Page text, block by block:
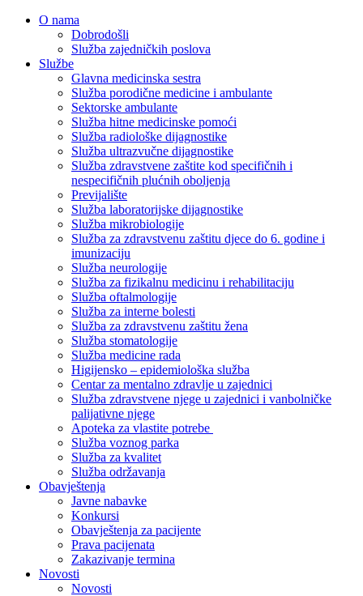
O nama
Dobrodošli
Služba zajedničkih poslova
Službe
Glavna medicinska sestra
Služba porodične medicine i ambulante
Sektorske ambulante
Služba hitne medicinske pomoći
Služba radiološke dijagnostike
Služba ultrazvučne dijagnostike
Služba zdravstvene zaštite kod specifičnih i
nespecifičnih plućnih oboljenja
Previjalište
Služba laboratorijske dijagnostike
Služba mikrobiologije
Služba za zdravstvenu zaštitu djece do 6. godine i
imunizaciju
Služba neurologije
Služba za fizikalnu medicinu i rehabilitaciju
Služba oftalmologije
Služba za interne bolesti
Služba za zdravstvenu zaštitu žena
Služba stomatologije
Služba medicine rada
Higijensko – epidemiološka služba
Centar za mentalno zdravlje u zajednici
Služba zdravstvene njege u zajednici i vanbolničke
palijativne njege
Apoteka za vlastite potrebe
Služba voznog parka
Služba za kvalitet
Služba održavanja
Obavještenja
Javne nabavke
Konkursi
Obavještenja za pacijente
Prava pacijenata
Zakazivanje termina
Novosti
Novosti